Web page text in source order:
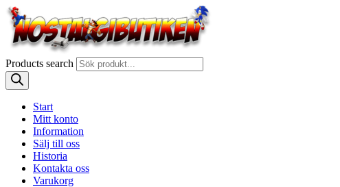
Products search
Start
Mitt konto
Information
Sälj till oss
Historia
Kontakta oss
Varukorg